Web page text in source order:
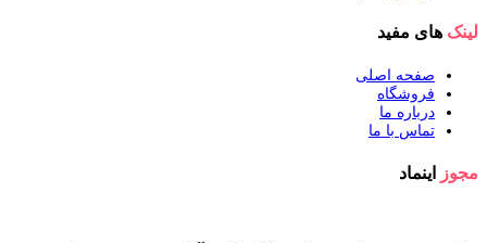
لینک های مفید
صفحه اصلی
فروشگاه
درباره ما
تماس با ما
مجوز اینماد